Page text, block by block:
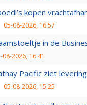
kopen
05-08-2026, 16:57
in de
08-2026, 16:41
Pacific ziet
05-08-2026, 15:25